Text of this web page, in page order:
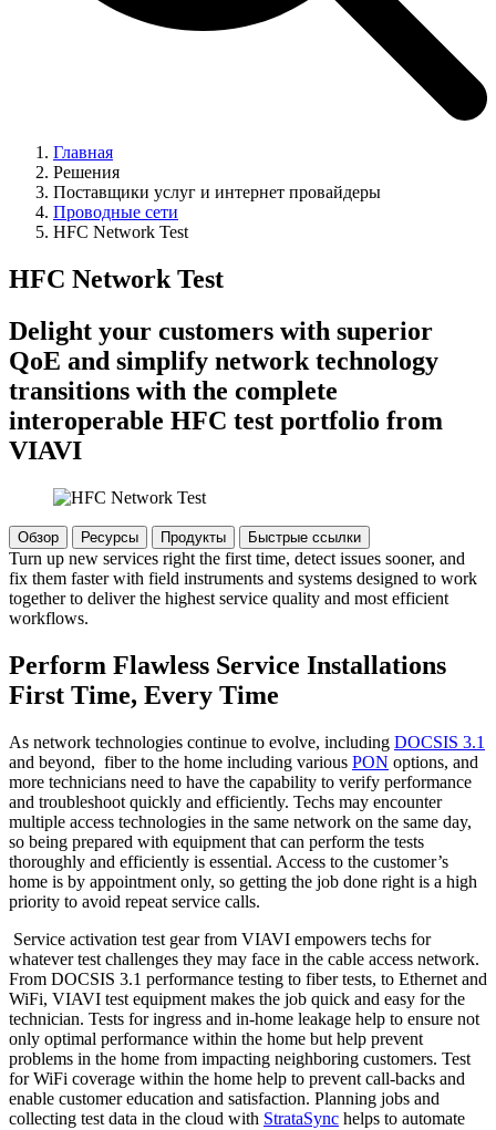
Главная
Решения
Поставщики услуг и интернет провайдеры
Проводные сети
HFC Network Test
HFC Network Test
Delight your customers with superior
QoE and simplify network technology
transitions with the complete
interoperable HFC test portfolio from
VIAVI
Обзор Ресурсы Продукты Быстрые ссылки
Turn up new services right the first time, detect issues sooner, and
fix them faster with field instruments and systems designed to work
together to deliver the highest service quality and most efficient
workflows.
Perform Flawless Service Installations
First Time, Every Time
As network technologies continue to evolve, including DOCSIS 3.1
and beyond, fiber to the home including various PON options, and
more technicians need to have the capability to verify performance
and troubleshoot quickly and efficiently. Techs may encounter
multiple access technologies in the same network on the same day,
so being prepared with equipment that can perform the tests
thoroughly and efficiently is essential. Access to the customer’s
home is by appointment only, so getting the job done right is a high
priority to avoid repeat service calls.
Service activation test gear from VIAVI empowers techs for
whatever test challenges they may face in the cable access network.
From DOCSIS 3.1 performance testing to fiber tests, to Ethernet and
WiFi, VIAVI test equipment makes the job quick and easy for the
technician. Tests for ingress and in-home leakage help to ensure not
only optimal performance within the home but help prevent
problems in the home from impacting neighboring customers. Test
for WiFi coverage within the home help to prevent call-backs and
enable customer education and satisfaction. Planning jobs and
collecting test data in the cloud with StrataSync helps to automate